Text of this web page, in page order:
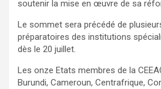
soutenir la mise en œuvre de sa
Le sommet sera précédé de
préparatoires des institutions
dès le 20 juillet.
Les onze Etats membres de la
Burundi, Cameroun, Centrafrique,